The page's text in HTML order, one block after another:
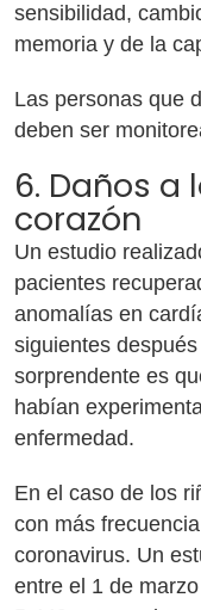
sensibilidad,
memoria y de la
Las personas que
deben ser
6. Daños a
corazón
Un estudio
pacientes
anomalías en
siguientes
sorprendente es
habían
enfermedad.
En el caso de los
con más
coronavirus. Un
entre el 1 de